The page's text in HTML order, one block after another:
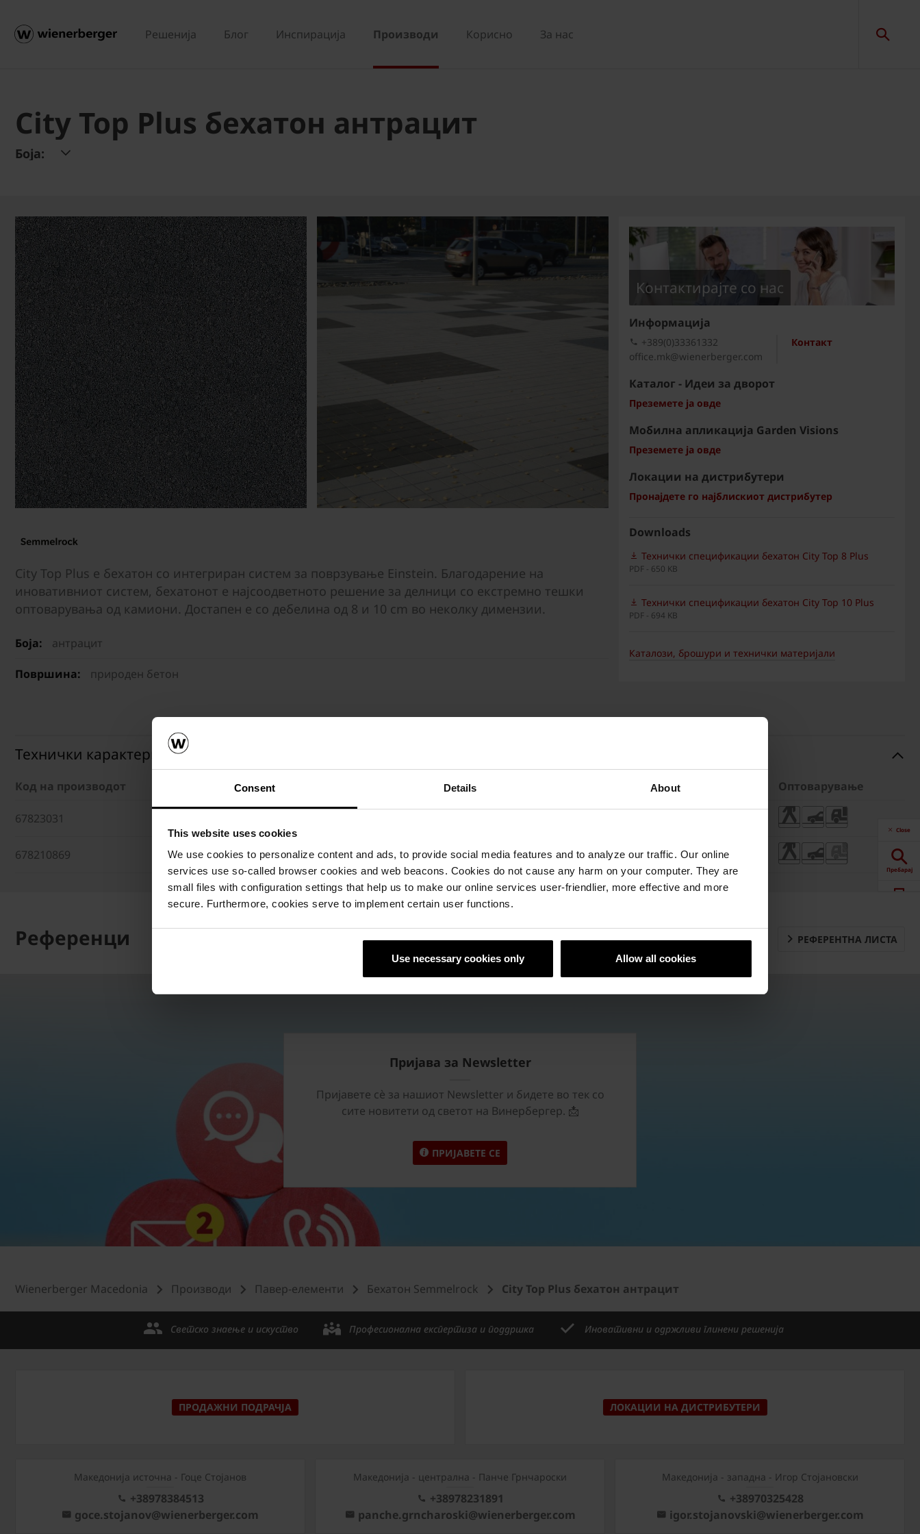
Consent Details About
This website uses cookies
We use cookies to personalize content and ads, to provide social media features and to analyze our traffic. Our online
services use so-called browser cookies and web beacons. Cookies do not cause any harm on your computer. They are
small files with configuration settings that help us to make our online services user-friendlier, more effective and more
secure. Furthermore, cookies serve to implement certain user functions.
Use necessary cookies only Allow all cookies
Решенија Блог Инспирација Производи Корисно За нас
City Top Plus бехатон антрацит
Боја:
City Top Plus е бехатон со интегриран систем за поврзување Einstein. Благодарение на
иновативниот систем, бехатонот е најсоодветното решение за делници со екстремно тешки
оптоварувања од камиони. Достапен е со дебелина од 8 и 10 cm во неколку димензии.
Боја: антрацит
Површина: природен бетон
Kонтактирајте со нас
Информациja
Контакт
+389(0)33361332
office.mk@wienerberger.com
Каталог - Идеи за дворот
Преземете ја овде
Мобилна апликација Garden Visions
Преземете ја овде
Локации на дистрибутери
Пронајдете го најблискиот дистрибутер
Downloads
Технички спецификации бехатон City Top 8 Plus
PDF - 650 KB
Технички спецификации бехатон City Top 10 Plus
PDF - 694 KB
Каталози, брошури и технички материјали
Технички карактеристики
Код на производот Димензии (ДxШxВ) Потрошувачка Оптоварување
67823031
678210869 20 x 10 x 8 cm 8 cm 50 бр./м² 432 бр. 3,59 кг/бр.
Референци РЕФЕРЕНТНА ЛИСТА
Пријава за Newsletter
Пријавете сѐ за нашиот Newsletter и бидете во тек со
сите новитети од светот на Винербергер. 📩
ПРИЈАВЕТЕ СЕ
Close
Пребарај
Wienerberger Macedonia Производи Павер-елементи Бехатон Semmelrock City Top Plus бехатон антрацит
Светско знаење и искуство Професионална експертиза и поддршка Иновативни и одржливи глинени решенија
ПРОДАЖНИ ПОДРАЧЈА ЛОКАЦИИ НА ДИСТРИБУТЕРИ
Македонија источна - Гоце Стојанов
+38978384513
goce.stojanov@wienerberger.com
Mакедонија - централна - Панче Грнчароски
+38978231891
panche.grncharoski@wienerberger.com
Mакедонија - западна - Игор Стојановски
+38970325428
igor.stojanovski@wienerberger.com